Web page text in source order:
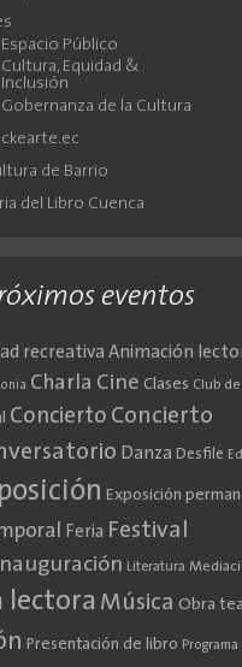
Espacio Público
Cultura, Equidad &
Inclusión
Gobernanza de la Cultura
de Barrio
del Libro Cuenca
eventos
recreativa Animación
Charla Cine Clases Club
Concierto Concierto
Danza Desfile
Exposición
Feria Festival
Literatura
lectora Música Obra
Presentación de libro Programa